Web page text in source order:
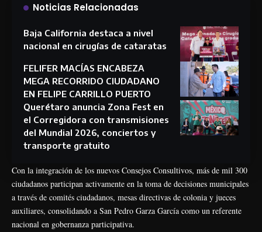
Noticias Relacionadas
Baja California destaca a nivel
nacional en cirugías de cataratas
FELIFER MACÍAS ENCABEZA
MEGA RECORRIDO CIUDADANO
EN FELIPE CARRILLO PUERTO
Querétaro anuncia Zona Fest en
el Corregidora con transmisiones
del Mundial 2026, conciertos y
transporte gratuito
Con la integración de los nuevos Consejos Consultivos, más de mil 300
ciudadanos participan activamente en la toma de decisiones municipales
a través de comités ciudadanos, mesas directivas de colonia y jueces
auxiliares, consolidando a San Pedro Garza García como un referente
nacional en gobernanza participativa.